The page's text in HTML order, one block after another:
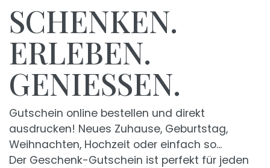
SCHENKEN.
ERLEBEN.
GENIESSEN.
Gutschein online bestellen und direkt
ausdrucken! Neues Zuhause, Geburtstag,
Weihnachten, Hochzeit oder einfach so...
Der Geschenk-Gutschein ist perfekt für jeden